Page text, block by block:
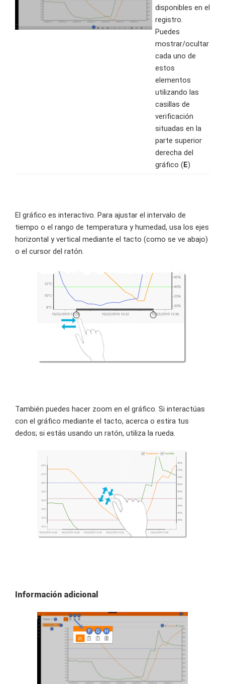
disponibles en el
registro.
Puedes
mostrar/ocultar
cada uno de
estos
elementos
utilizando las
casillas de
verificación
situadas en la
parte superior
derecha del
gráfico (E)
El gráfico es interactivo. Para ajustar el intervalo de
tiempo o el rango de temperatura y humedad, usa los ejes
horizontal y vertical mediante el tacto (como se ve abajo)
o el cursor del ratón.
También puedes hacer zoom en el gráfico. Si interactúas
con el gráfico mediante el tacto, acerca o estira tus
dedos; si estás usando un ratón, utiliza la rueda.
Información adicional